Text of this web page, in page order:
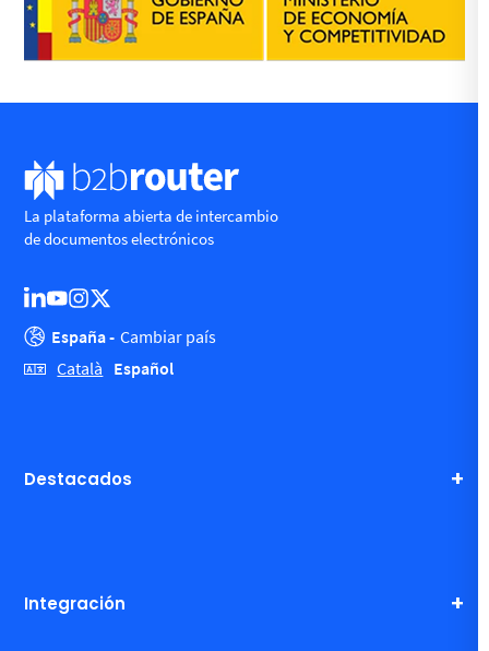
La plataforma abierta de intercambio
de documentos electrónicos
España - Cambiar país
Català Español
Destacados
Integración